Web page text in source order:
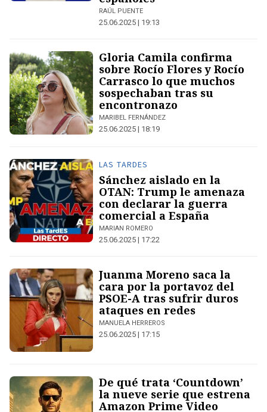
RAÚL PUENTE
25.06.2025 | 19:13
Gloria Camila confirma
sobre Rocío Flores y Rocío
Carrasco lo que muchos
sospechaban tras su
encontronazo
MARIBEL FERNÁNDEZ
25.06.2025 | 18:19
LAS TARDES
Sánchez aislado en la
OTAN: Trump le amenaza
con declarar la guerra
comercial a España
MARIAN ROMERO
25.06.2025 | 17:22
Juanma Moreno saca la
cara por la portavoz del
PSOE-A tras sufrir duros
ataques en redes
MANUELA HERREROS
25.06.2025 | 17:15
De qué trata ‘Countdown’
la nueve serie que estrena
Amazon Prime Video